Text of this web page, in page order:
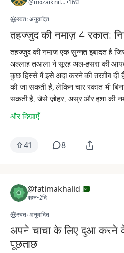
@mozaikinilah•16घं
स्वतः अनुवादित
तहज्जुद की नमाज़ 4 रकात:
तहज्जुदकीनमाज़एकसुन्नतइबादतहै
अल्लाहतआलानेसूरहअल-इसराकी
कुछहिस्सेमेंइसेअदाकरनेकीतरग़ीबदी
कीजासकतीहै, लेकिनचाररकातभी
सकतीहै, जैसेज़ोहर, अस्रऔरइशाकी
और दिखाएँ
41 8
@fatimakhalid
बहन•2दि
स्वतः अनुवादित
अपने चाचा के लिए दुआ करने
पूछताछ